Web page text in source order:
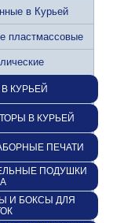
в Курьей
пластмассовые
КУРЬЕЙ
В КУРЬЕЙ
ПЕЧАТИ
ПОДУШКИ
И БОКСЫ ДЛЯ